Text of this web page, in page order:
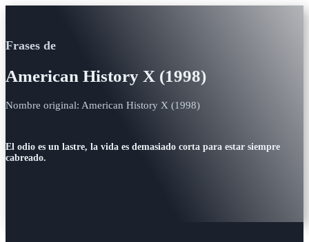
Frases de
American History X (1998)
Nombre original: American History X (1998)
El odio es un lastre, la vida es demasiado corta para estar siempre
cabreado.